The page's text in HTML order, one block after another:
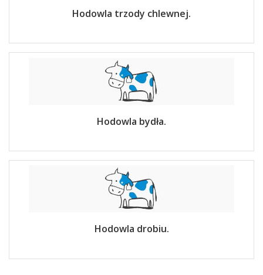
Hodowla trzody chlewnej.
Hodowla bydła.
Hodowla drobiu.